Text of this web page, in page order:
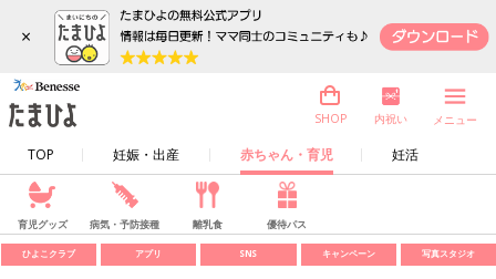
×
TOP 妊娠・出産 赤ちゃん・育児 妊活
SHOP 内祝い メニュー
育児グッズ 病気・予防接種 離乳食 優待パス
ひよこクラブ アプリ SNS キャンペーン 写真スタジオ